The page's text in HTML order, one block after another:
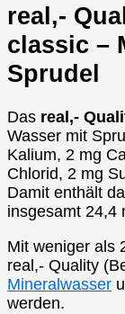
real,-
classic –
Sprudel
Das real,-
Wasser mit
Kalium, 2 mg
Chlorid, 2 mg
Damit enthält
insgesamt 24,4
Mit weniger als
real,- Quality
Mineralwasser
werden.